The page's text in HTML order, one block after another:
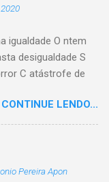
igualdade O ntem
desigualdade S
C atástrofe de
sempre linda C ultura
cidadania A gentes
CONTINUE LENDO...
Pereira Apon